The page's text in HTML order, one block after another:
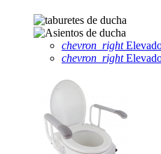
chevron_right
chevron_right